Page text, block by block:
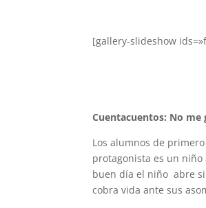
[gallery-slideshow
Cuentacuentos: No me
Los alumnos de
protagonista es un
buen día el niño abre
cobra vida ante sus